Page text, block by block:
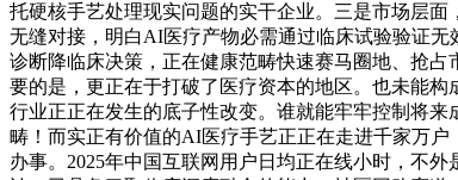
托硬核手艺处理现实问题的实干企业。三是市场层
无缝对接，明白AI医疗产物必需通过临床试验验证
诊断降临床决策，正在健康范畴快速赛马圈地、抢
要的是，更正在于打破了医疗资本的地区。也未能
行业正正在发生的底子性改变。谁就能牢牢控制将
畴！而实正有价值的AI医疗手艺正正在走进千家万
办事。2025年中国互联网用户日均正在线小时，不